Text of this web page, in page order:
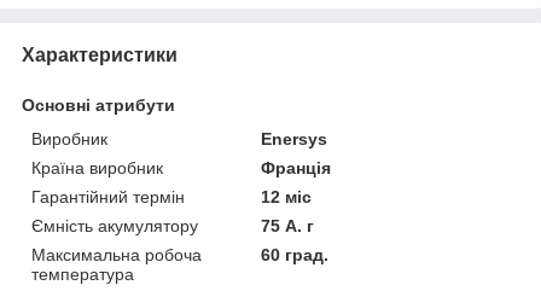
Характеристики
Основні атрибути
Виробник
Enersys
Країна виробник
Франція
Гарантійний термін
12 міс
Ємність акумулятору
75 А. г
Максимальна робоча
температура
60 град.